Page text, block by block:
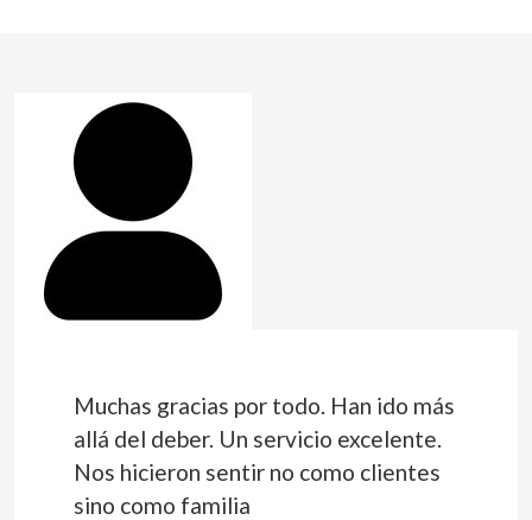
Muchas gracias por todo. Han ido más
allá del deber. Un servicio excelente.
Nos hicieron sentir no como clientes
sino como familia